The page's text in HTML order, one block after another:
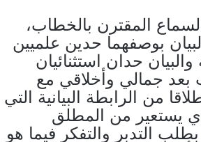
المقترن بالخطاب،
بوصفهما حدين علميين
حدان استثنائيان
بعد جمالي وأخلاقي مع
من الرابطة البيانية التي
يستعير من المطلق
التدبر والتفكر فيما هو